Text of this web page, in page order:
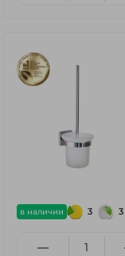
в наличии 3 3